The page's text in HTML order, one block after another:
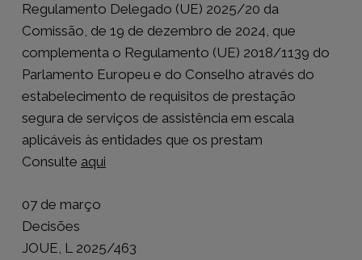
Regulamento Delegado (UE) 2025/20 da
Comissão, de 19 de dezembro de 2024, que
complementa o Regulamento (UE) 2018/1139 do
Parlamento Europeu e do Conselho através do
estabelecimento de requisitos de prestação
segura de serviços de assistência em escala
aplicáveis às entidades que os prestam
Consulte aqui
07 de março
Decisões
JOUE, L 2025/463